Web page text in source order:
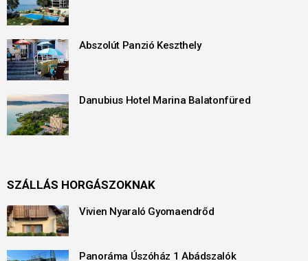
Abszolút Panzió Keszthely
Danubius Hotel Marina Balatonfüred
SZÁLLÁS HORGÁSZOKNAK
Vivien Nyaraló Gyomaendrőd
Panoráma Úszóház 1 Abádszalók